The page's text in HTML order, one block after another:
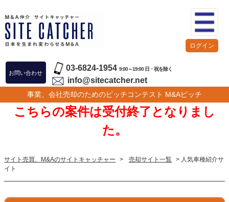
お問い合わせ
03-6824-1954 9:00～19:00 日・祝を除く
info@sitecatcher.net
事業、会社売却のためのピッチコンテスト M&Aピッチ
ログイン
こちらの案件は受付終了となりまし
た。
サイト売買、M&Aのサイトキャッチャー > 売却サイト一覧 > 人気車種紹介サ
イト